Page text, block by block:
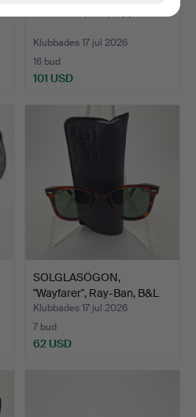
Klubbades 17 jul 2026
16 bud
101 USD
SOLGLASÖGON,
"Wayfarer", Ray-Ban, B&L
5024.
Klubbades 17 jul 2026
7 bud
62 USD